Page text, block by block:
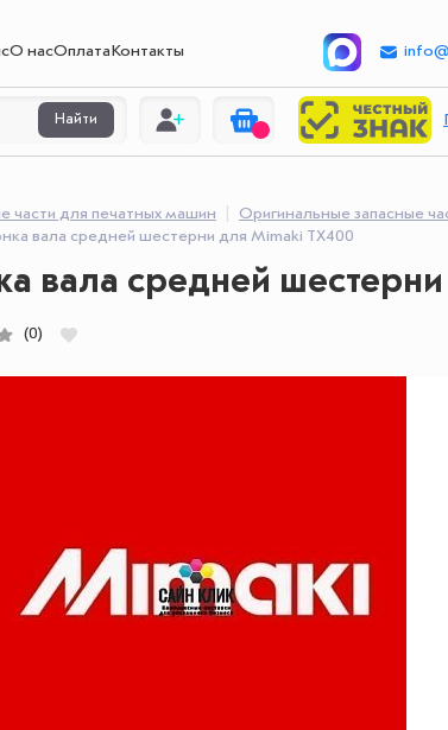
О насОплата Контакты
Найти
части для печатных машин
Оригинальные запасные
вала средней шестерни для Mimaki TX400
вала средней
(0)